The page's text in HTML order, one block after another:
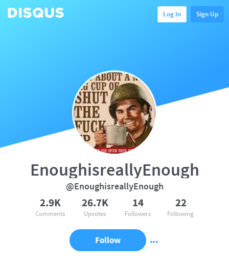
Log In Sign Up
EnoughisreallyEnough
@EnoughisreallyEnough
2.9K
Comments
26.7K
Upvotes
14
Followers
22
Following
Follow